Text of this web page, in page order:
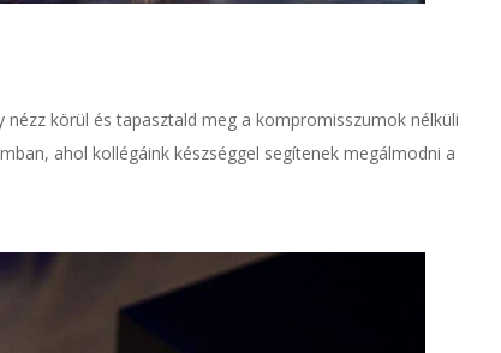
nézz körül és tapasztald meg a kompromisszumok nélküli
ahol kollégáink készséggel segítenek megálmodni a